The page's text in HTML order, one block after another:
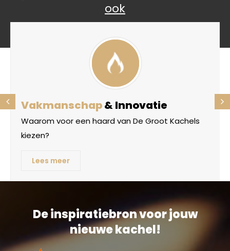
ook
Vakmanschap& Innovatie
Waarom voor een haard van De Groot Kachels
kiezen?
Lees meer
De inspiratiebron voor jouw
nieuwe kachel!